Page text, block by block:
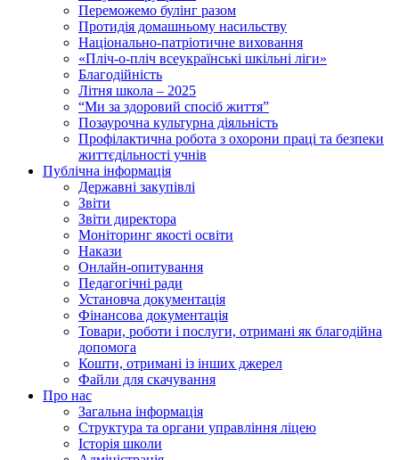
Переможемо булінг разом
Протидія домашньому насильству
Національно-патріотичне виховання
«Пліч-о-пліч всеукраїнські шкільні ліги»
Благодійність
Літня школа – 2025
“Ми за здоровий спосіб життя”
Позаурочна культурна діяльність
Профілактична робота з охорони праці та безпеки
життєдільності учнів
Публічна інформація
Державні закупівлі
Звіти
Звіти директора
Моніторинг якості освіти
Накази
Онлайн-опитування
Педагогічні ради
Установча документація
Фінансова документація
Товари, роботи і послуги, отримані як благодійна
допомога
Кошти, отримані із інших джерел
Файли для скачування
Про нас
Загальна інформація
Структура та органи управління ліцею
Історія школи